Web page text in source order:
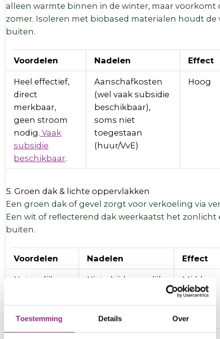
Toestemming Details Over
alleen warmte binnen in de winter, maar voorkomt
zomer. Isoleren met biobased materialen houdt
buiten.
Voordelen Nadelen Effect
Heel effectief,
direct
merkbaar,
geen stroom
nodig. Vaak
subsidie
beschikbaar.
Aanschafkosten
(wel vaak subsidie
beschikbaar),
soms niet
toegestaan
(huur/VvE)
Hoog
5. Groen dak & lichte oppervlakken
Een groen dak of gevel zorgt voor verkoeling via
Een wit of reflecterend dak weerkaatst het
buiten.
Voordelen Nadelen Effect
Natuurlijke
helpt ook bij
wateroverlast
Niet altijd mogelijk,
Midden